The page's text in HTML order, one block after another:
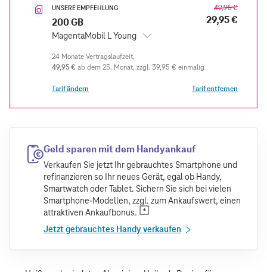
UNSERE EMPFEHLUNG 49,95 €
200 GB
MagentaMobil L Young
29,95 €
49,95 € ab dem 25. Monat zzgl. 39,95 € einmalig
Tarif ändern Tarif entfernen
Geld sparen mit dem Handyankauf
Verkaufen Sie jetzt Ihr gebrauchtes Smartphone und
refinanzieren so Ihr neues Gerät, egal ob Handy,
Smartwatch oder Tablet. Sichern Sie sich bei vielen
Smartphone-Modellen, zzgl. zum Ankaufswert, einen
attraktiven Ankaufbonus.
Jetzt gebrauchtes Handy verkaufen